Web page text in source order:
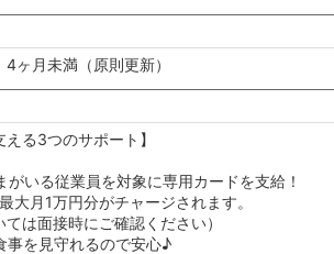
ヶ月未満（原則更新）
える3つのサポート】
いる従業員を対象に専用カードを支給！
大月1万円分がチャージされます。
は面接時にご確認ください）
を見守れるので安心♪